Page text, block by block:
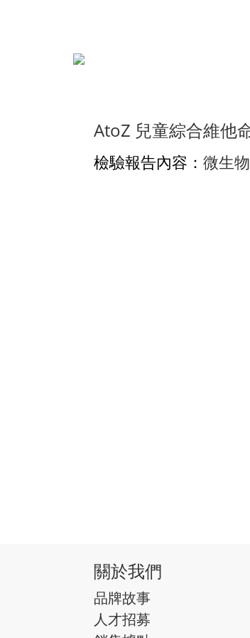
AtoZ 兒童綜合維他
檢驗報告內容： 微生
關於我們
品牌故事
人才招募